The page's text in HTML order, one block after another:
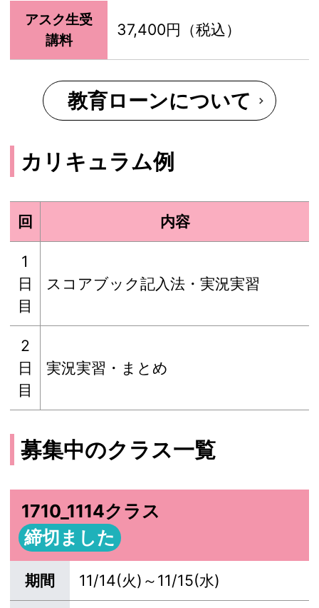
アスク生受
講料
37,400円（税込）
教育ローンについて
カリキュラム例
回 内容
1
日
目
スコアブック記入法・実況実習
2
日
目
実況実習・まとめ
募集中のクラス一覧
1710_1114クラス
締切ました
期間 11/14(火)～11/15(水)